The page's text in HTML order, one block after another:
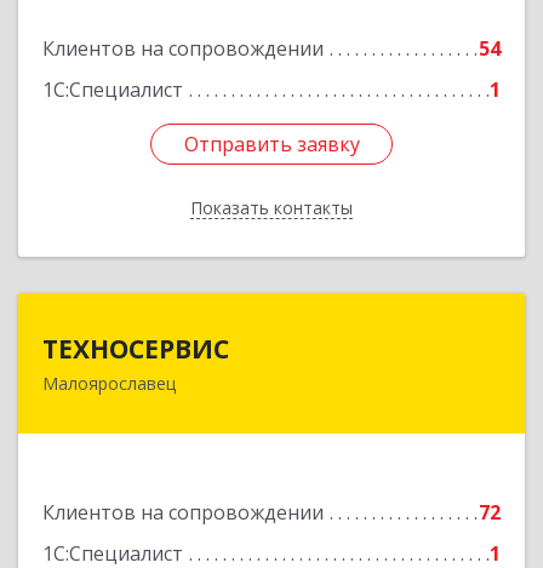
Клиентов на сопровождении
54
1С:Специалист
1
Отправить заявку
Показать контакты
Отправить заявку
Назад
ТЕХНОСЕРВИС
Малоярославец
Клиентов на сопровождении
72
1С:Специалист
1
249094, Калужская обл, Малоярославецкий р-н,